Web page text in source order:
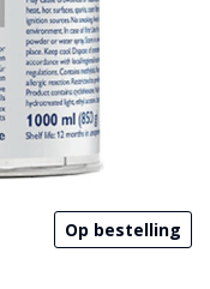
Op bestelling